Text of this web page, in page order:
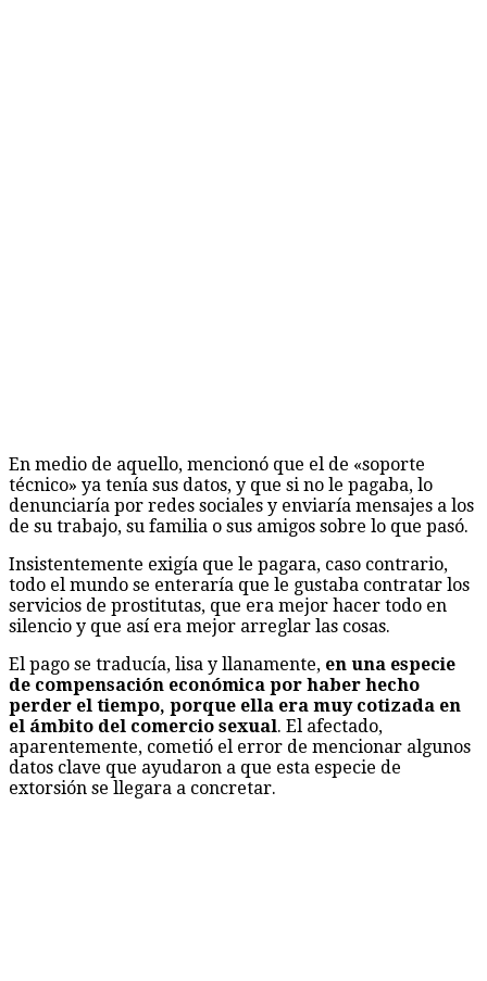
En medio de aquello, mencionó que el de «soporte
técnico» ya tenía sus datos, y que si no le pagaba, lo
denunciaría por redes sociales y enviaría mensajes a los
de su trabajo, su familia o sus amigos sobre lo que pasó.
Insistentemente exigía que le pagara, caso contrario,
todo el mundo se enteraría que le gustaba contratar los
servicios de prostitutas, que era mejor hacer todo en
silencio y que así era mejor arreglar las cosas.
El pago se traducía, lisa y llanamente, en una especie
de compensación económica por haber hecho
perder el tiempo, porque ella era muy cotizada en
el ámbito del comercio sexual. El afectado,
aparentemente, cometió el error de mencionar algunos
datos clave que ayudaron a que esta especie de
extorsión se llegara a concretar.